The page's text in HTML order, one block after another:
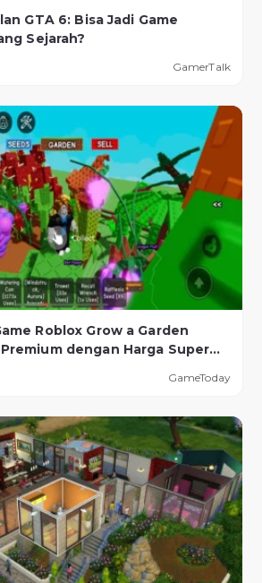
GTA 6: Bisa Jadi Game
Sejarah?
GamerTalk
Roblox Grow a Garden
dengan Harga Super
GameToday